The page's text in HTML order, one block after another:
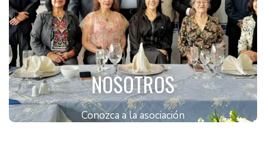
NOSOTROS
Conozca a la asociación